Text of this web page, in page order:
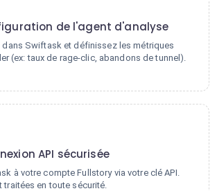
de l'agent d'analyse
dans Swiftask et définissez les métriques
(ex: taux de rage-clic, abandons de tunnel).
API sécurisée
à votre compte Fullstory via votre clé API.
traitées en toute sécurité.